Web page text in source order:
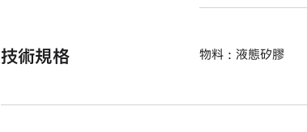
技術規格 物料 : 液態矽膠